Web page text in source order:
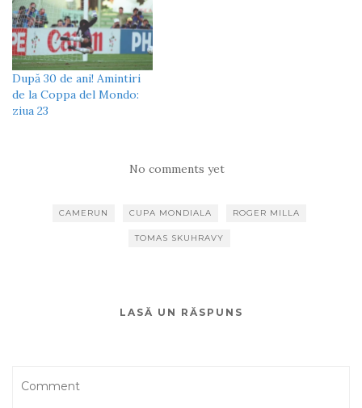
După 30 de ani! Amintiri
de la Coppa del Mondo:
ziua 23
No comments yet
CAMERUN CUPA MONDIALA ROGER MILLA
TOMAS SKUHRAVY
LASĂ UN RĂSPUNS